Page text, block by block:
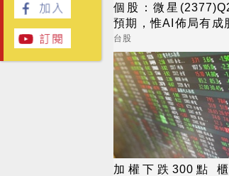
個股：微星
預期，惟AI佈局有成
走多，週一大拉尾盤
台股
加權下跌300點